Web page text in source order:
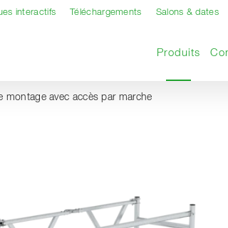
interactifs Téléchargements Salons & dates
Produits
montage avec accès par marche